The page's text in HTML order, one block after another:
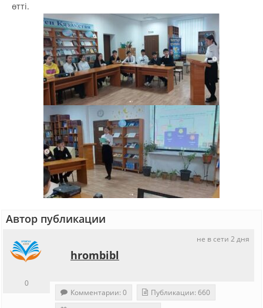
өтті.
Автор публикации
не в сети 2 дня
hrombibl
0
Комментарии: 0
Публикации: 660